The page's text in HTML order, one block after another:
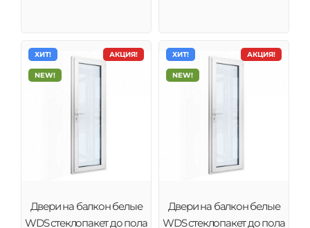
АКЦИЯ!
ХИТ!
NEW!
Двери на балкон белые
WDS стеклопакет до пола
АКЦИЯ!
ХИТ!
NEW!
Двери на балкон белые
WDS стеклопакет до пола